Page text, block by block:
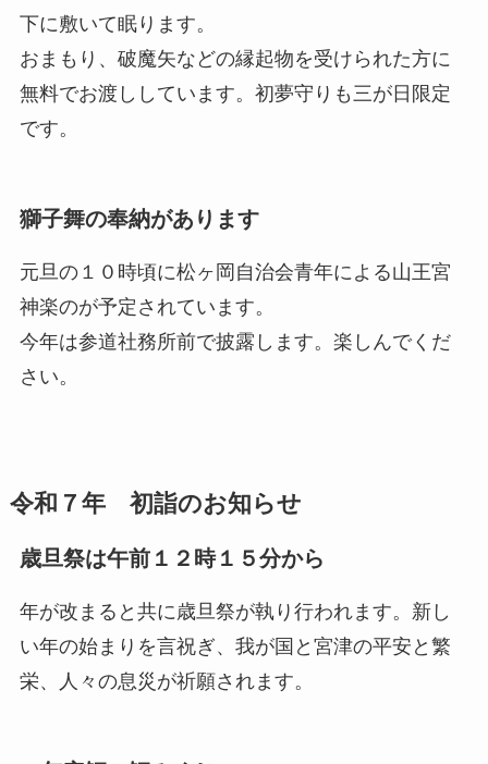
下に敷いて眠ります。
おまもり、破魔矢などの縁起物を受けられた方に
無料でお渡ししています。初夢守りも三が日限定
です。
獅子舞の奉納があります
元旦の１０時頃に松ヶ岡自治会青年による山王宮
神楽のが予定されています。
今年は参道社務所前で披露します。楽しんでくだ
さい。
令和７年 初詣のお知らせ
歳旦祭は午前１２時１５分から
年が改まると共に歳旦祭が執り行われます。新し
い年の始まりを言祝ぎ、我が国と宮津の平安と繁
栄、人々の息災が祈願されます。